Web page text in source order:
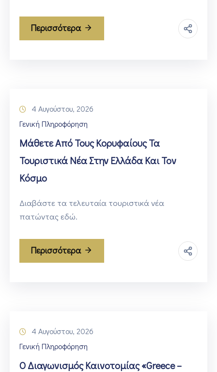
Περισσότερα
4 Αυγούστου, 2026
Γενική Πληροφόρηση
Μάθετε Από Τους Κορυφαίους Τα
Τουριστικά Νέα Στην Ελλάδα Και Τον
Κόσμο
Διαβάστε τα τελευταία τουριστικά νέα
πατώντας εδώ.
Περισσότερα
4 Αυγούστου, 2026
Γενική Πληροφόρηση
O Διαγωνισμός Καινοτομίας «Greece –